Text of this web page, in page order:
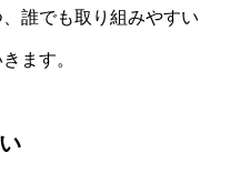
誰でも取り組みやすい
ます。